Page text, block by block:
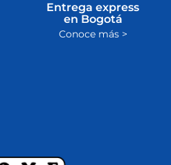
Entrega express
en Bogotá
Conoce más >